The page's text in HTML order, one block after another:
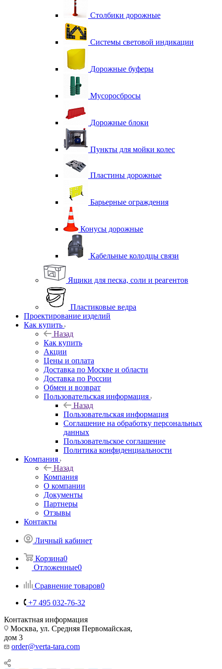
Столбики дорожные
Системы световой индикации
Дорожные буферы
Мусоросбросы
Дорожные блоки
Пункты для мойки колес
Пластины дорожные
Барьерные ограждения
Конусы дорожные
Кабельные колодцы связи
Ящики для песка, соли и реагентов
Пластиковые ведра
Проектирование изделий
Как купить
Назад
Как купить
Акции
Цены и оплата
Доставка по Москве и области
Доставка по России
Обмен и возврат
Пользовательская информация
Назад
Пользовательская информация
Соглашение на обработку персональных
данных
Пользовательское соглашение
Политика конфиденциальности
Компания
Назад
Компания
О компании
Документы
Партнеры
Отзывы
Контакты
Личный кабинет
Корзина0
Отложенные0
Сравнение товаров0
+7 495 032-76-32
Контактная информация
Москва, ул. Средняя Первомайская,
дом 3
order@verta-tara.com